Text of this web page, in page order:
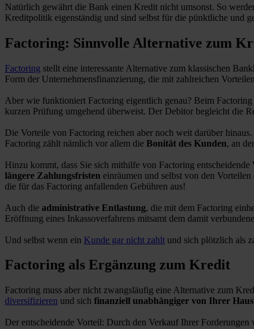
Natürlich gewährt die Bank einen Kredit nicht umsonst. So
Kreditpolitik eigenständig und sind selbst für die pünktliche und
Factoring: Sinnvolle Alternative zum
Factoring stellt eine interessante Alternative zum klassischen
Form der Unternehmensfinanzierung, die mit zahlreichen
Aber wie funktioniert Factoring eigentlich genau? Beim
kurzen Prüfung umgehend überweist. Der Debitor begleicht die
Die Vorteile von Factoring reichen aber noch weit darüber
Factoring zählt nämlich vor allem die Bonität des Kunden, an
Hinzu kommt, dass Sie sich mithilfe von Factoring entscheidende
längere Zahlungsfristen einräumen und selbst von den
die für das Factoring anfallenden Gebühren aus!
Auch die administrative Entlastung, die mit dem Factoring
Eröffnung eines Inkassoverfahrens mitsamt dem damit
Und selbst wenn ein Kunde gar nicht zahlt und sich plötzlich als
Factoring als Ergänzung zum Kredit
Factoring muss aber nicht zwangsläufig eine Alternative zum
diversifizieren und sich finanziell unabhängiger von Ihrer
Der entscheidende Vorteil: Durch den Verkauf Ihrer Forderungen